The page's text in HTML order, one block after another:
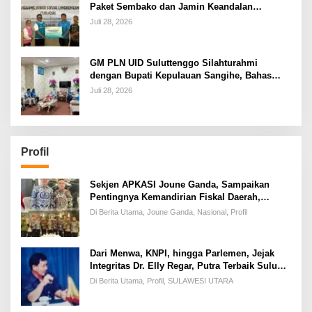
Paket Sembako dan Jamin Keandalan
Kelistrikan Pasca Bencana di Tamako
Juli 28, 2026
GM PLN UID Suluttenggo Silahturahmi
dengan Bupati Kepulauan Sangihe, Bahas
Keandalan Sistem Kelistrikan hingga
Juli 28, 2026
Profil
Sekjen APKASI Joune Ganda, Sampaikan
Pentingnya Kemandirian Fiskal Daerah,
Dihadapan Pimpinan DPR-RI
Di Berita Utama, Joune Ganda, Nasional, Profil
Dari Menwa, KNPI, hingga Parlemen, Jejak
Integritas Dr. Elly Regar, Putra Terbaik Suluun
yang Disegani Lintas Generasi
Di Berita Utama, Profil, SULAWESI UTARA